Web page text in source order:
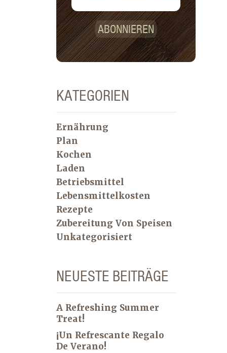
ABONNIEREN
KATEGORIEN
Ernährung
Plan
Kochen
Laden
Betriebsmittel
Lebensmittelkosten
Rezepte
Zubereitung Von Speisen
Unkategorisiert
NEUESTE BEITRÄGE
A Refreshing Summer
Treat!
¡Un Refrescante Regalo
De Verano!